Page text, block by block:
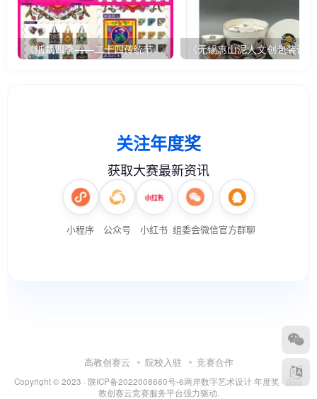
《纸裁四季——二十四传统节气文创设计》 《无锡惠山泥人文创包装设
高教创赛云 院校入驻 竞赛合作
Copyright © 2023 · 陕ICP备2022008660号-6两岸数字艺术设计·年度奖 · 由高
教创赛云竞赛服务平台强力驱动.